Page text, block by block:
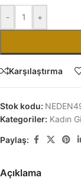
- +
Karşılaştırma
Stok kodu:
Kategoriler: Kadın
Paylaş:
Açıklama